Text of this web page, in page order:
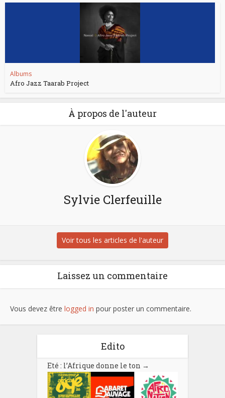
Albums
Afro Jazz Taarab Project
À propos de l'auteur
Sylvie Clerfeuille
Voir tous les articles de l'auteur
Laissez un commentaire
Vous devez être logged in pour poster un commentaire.
Edito
Eté : l’Afrique donne le ton →